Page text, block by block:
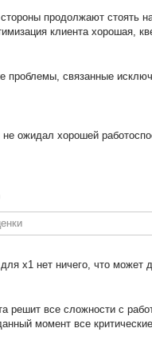
продолжают стоять
клиента хорошая,
проблемы, связанные
ожидал хорошей
х1 нет ничего, что может
решит все сложности с
момент все